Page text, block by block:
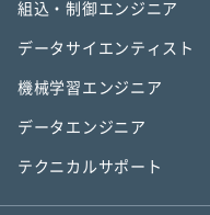
組込・制御エンジニア
データサイエンティスト
機械学習エンジニア
データエンジニア
テクニカルサポート